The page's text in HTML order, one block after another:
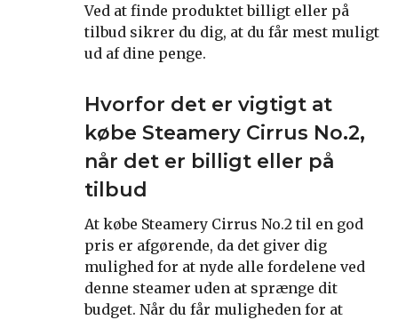
Ved at finde produktet billigt eller på
tilbud sikrer du dig, at du får mest muligt
ud af dine penge.
Hvorfor det er vigtigt at
købe Steamery Cirrus No.2,
når det er billigt eller på
tilbud
At købe Steamery Cirrus No.2 til en god
pris er afgørende, da det giver dig
mulighed for at nyde alle fordelene ved
denne steamer uden at sprænge dit
budget. Når du får muligheden for at